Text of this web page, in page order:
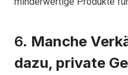
6. Manche
dazu, private